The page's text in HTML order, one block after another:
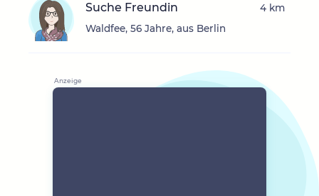
Suche Freundin
Waldfee, 56 Jahre, aus Berlin
4 km